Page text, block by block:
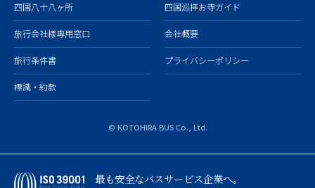
四国八十八ヶ所 四国巡拝お寺ガイド
旅行会社様専用窓口 会社概要
旅行条件書 プライバシーポリシー
標識・約款
© KOTOHIRA BUS Co., Ltd.
最も安全なバスサービス企業へ。